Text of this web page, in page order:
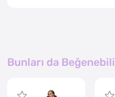
Bunları da